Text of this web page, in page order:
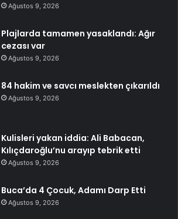
Ağustos 9, 2026
Plajlarda tamamen yasaklandı: Ağır
cezası var
Ağustos 9, 2026
84 hakim ve savcı meslekten çıkarıldı
Ağustos 9, 2026
Kulisleri yakan iddia: Ali Babacan,
Kılıçdaroğlu’nu arayıp tebrik etti
Ağustos 9, 2026
Buca’da 4 Çocuk, Adamı Darp Etti
Ağustos 9, 2026